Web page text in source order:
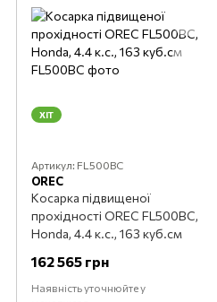
ХІТ
Артикул: FL500BC
OREC
Косарка підвищеної
прохідності OREC FL500BC,
Honda, 4.4 к.с., 163 куб.см
162 565 грн
Наявність уточнюйте у